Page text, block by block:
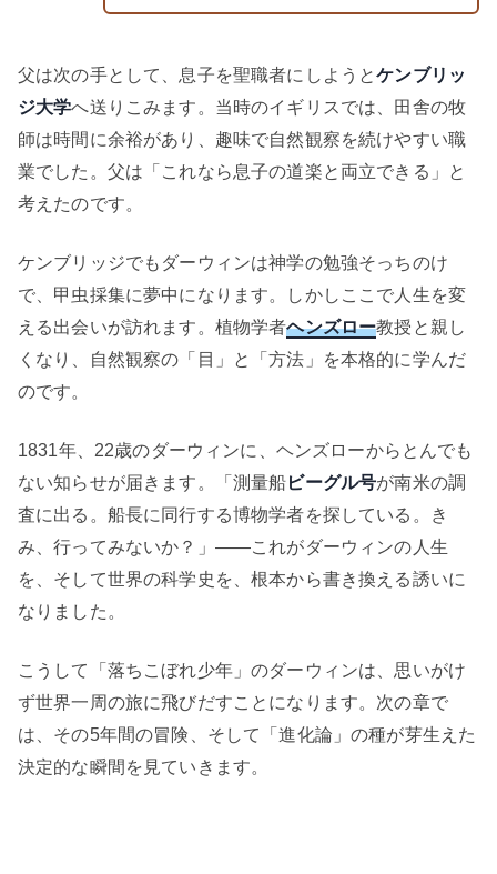
父は次の手として、息子を聖職者にしようとケンブリッ
ジ大学へ送りこみます。当時のイギリスでは、田舎の牧
師は時間に余裕があり、趣味で自然観察を続けやすい職
業でした。父は「これなら息子の道楽と両立できる」と
考えたのです。
ケンブリッジでもダーウィンは神学の勉強そっちのけ
で、甲虫採集に夢中になります。しかしここで人生を変
える出会いが訪れます。植物学者ヘンズロー教授と親し
くなり、自然観察の「目」と「方法」を本格的に学んだ
のです。
1831年、22歳のダーウィンに、ヘンズローからとんでも
ない知らせが届きます。「測量船ビーグル号が南米の調
査に出る。船長に同行する博物学者を探している。き
み、行ってみないか？」——これがダーウィンの人生
を、そして世界の科学史を、根本から書き換える誘いに
なりました。
こうして「落ちこぼれ少年」のダーウィンは、思いがけ
ず世界一周の旅に飛びだすことになります。次の章で
は、その5年間の冒険、そして「進化論」の種が芽生えた
決定的な瞬間を見ていきます。